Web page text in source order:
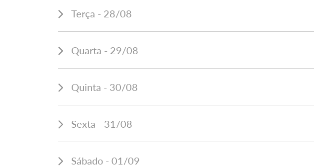
Terça - 28/08
Quarta - 29/08
Quinta - 30/08
Sexta - 31/08
Sábado - 01/09